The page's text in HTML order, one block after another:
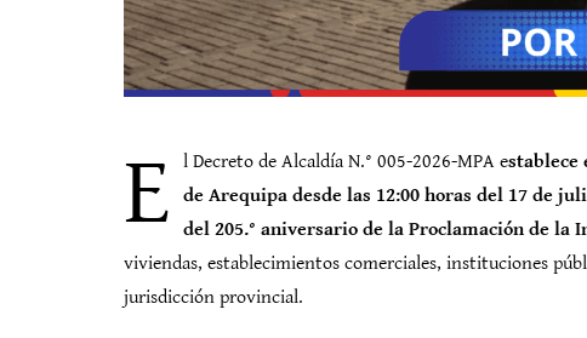
E l Decreto de Alcaldía N.° 005-2026-MPA establece
de Arequipa desde las 12:00 horas del 17 de
del 205.° aniversario de la Proclamación de la
viviendas, establecimientos comerciales, instituciones
jurisdicción provincial.